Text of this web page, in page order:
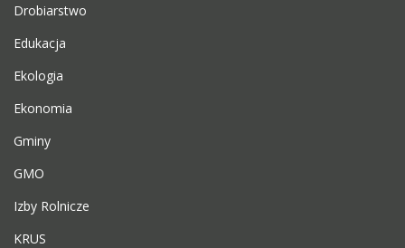
Drobiarstwo
Edukacja
Ekologia
Ekonomia
Gminy
GMO
Izby Rolnicze
KRUS